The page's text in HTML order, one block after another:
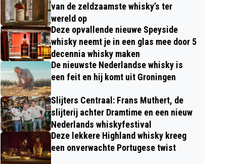
van de zeldzaamste whisky’s ter
wereld op
Deze opvallende nieuwe Speyside
whisky neemt je in een glas mee door 5
decennia whisky maken
De nieuwste Nederlandse whisky is
een feit en hij komt uit Groningen
Slijters Centraal: Frans Muthert, de
slijterij achter Dramtime en een nieuw
Nederlands whiskyfestival
Deze lekkere Highland whisky kreeg
een onverwachte Portugese twist